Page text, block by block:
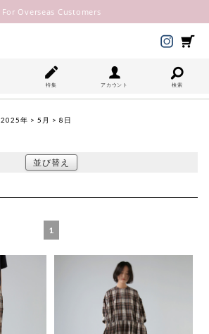
For Overseas Customers
特集 アカウント 検索
2025年 > 5月 > 8日
並び替え
1